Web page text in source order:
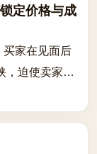
定价格与成
买家在见面后
，迫使卖家让
成对买卖合
定，...